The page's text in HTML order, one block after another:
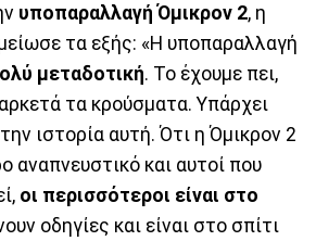
υποπαραλλαγή Όμικρον 2, η
τα εξής: «Η υποπαραλλαγή
μεταδοτική. Το έχουμε πει,
αρκετά τα κρούσματα. Υπάρχει
ιστορία αυτή. Ότι η Όμικρον 2
αναπνευστικό και αυτοί που
οι περισσότεροι είναι στο
οδηγίες και είναι στο σπίτι